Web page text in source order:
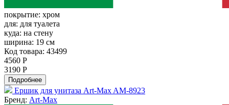
покрытие: хром
для: для туалета
куда: на стену
ширина: 19 см
Код товара: 43499
4560 Р
3190 Р
Подробнее
Ершик для унитаза Art-Max AM-8923
Бренд: Art-Max